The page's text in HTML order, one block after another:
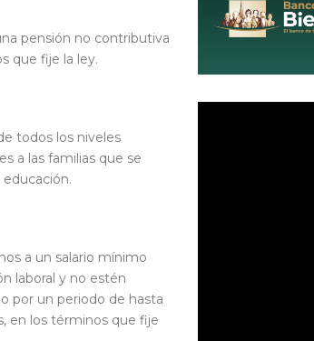
pensión no contributiva
que fije la ley.
todos los niveles
a las familias que se
a un salario mínimo
laboral y no estén
por un periodo de hasta
en los términos que fije